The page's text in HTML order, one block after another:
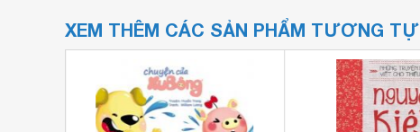
XEM THÊM CÁC SẢN PHẨM TƯƠNG TỰ